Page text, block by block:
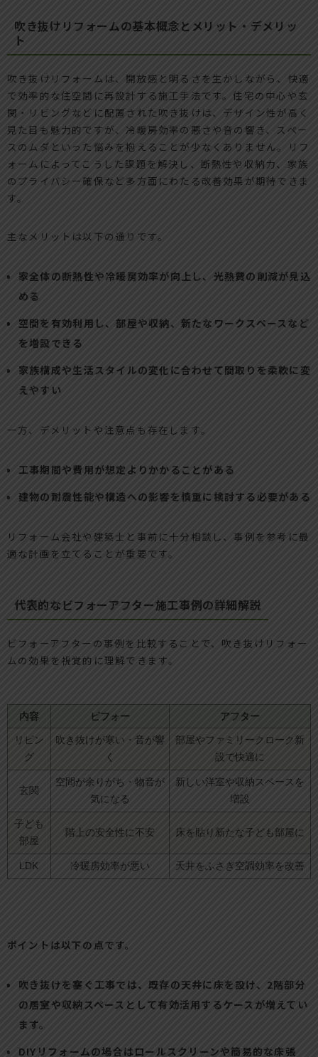
吹き抜けリフォームの基本概念とメリット・デメリッ
ト
吹き抜けリフォームは、開放感と明るさを生かしながら、快適
で効率的な住空間に再設計する施工手法です。住宅の中心や玄
関・リビングなどに配置された吹き抜けは、デザイン性が高く
見た目も魅力的ですが、冷暖房効率の悪さや音の響き、スペー
スのムダといった悩みを抱えることが少なくありません。リフ
ォームによってこうした課題を解決し、断熱性や収納力、家族
のプライバシー確保など多方面にわたる改善効果が期待できま
す。
主なメリットは以下の通りです。
家全体の断熱性や冷暖房効率が向上し、光熱費の削減が見込
める
空間を有効利用し、部屋や収納、新たなワークスペースなど
を増設できる
家族構成や生活スタイルの変化に合わせて間取りを柔軟に変
えやすい
一方、デメリットや注意点も存在します。
工事期間や費用が想定よりかかることがある
建物の耐震性能や構造への影響を慎重に検討する必要がある
リフォーム会社や建築士と事前に十分相談し、事例を参考に最
適な計画を立てることが重要です。
代表的なビフォーアフター施工事例の詳細解説
ビフォーアフターの事例を比較することで、吹き抜けリフォー
ムの効果を視覚的に理解できます。
内容 ビフォー アフター
リビン
グ
吹き抜けが寒い・音が響
く
部屋やファミリークローク新
設で快適に
玄関
空間が余りがち・物音が
気になる
新しい洋室や収納スペースを
増設
子ども
部屋
階上の安全性に不安 床を貼り新たな子ども部屋に
LDK 冷暖房効率が悪い 天井をふさぎ空調効率を改善
ポイントは以下の点です。
吹き抜けを塞ぐ工事では、既存の天井に床を設け、2階部分
の居室や収納スペースとして有効活用するケースが増えてい
ます。
DIYリフォームの場合はロールスクリーンや簡易的な床張